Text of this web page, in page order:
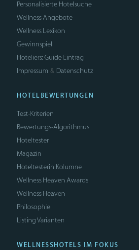
Personalisierte Hotelsuche
Wellness Angebote
Wellness Lexikon
Gewinnspiel
Hoteliers: Guide Eintrag
Impressum & Datenschutz
HOTELBEWERTUNGEN
Test-Kriterien
Bewertungs-Algorithmus
Hoteltester
Magazin
Hoteltesterin Kolumne
Wellness Heaven Awards
Wellness Heaven
Philosophie
Listing Varianten
WELLNESSHOTELS IM FOKUS